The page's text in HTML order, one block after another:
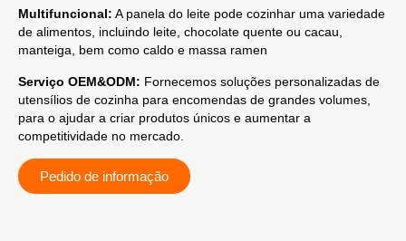
Multifuncional: A panela do leite pode cozinhar uma variedade
de alimentos, incluindo leite, chocolate quente ou cacau,
manteiga, bem como caldo e massa ramen
Serviço OEM&ODM: Fornecemos soluções personalizadas de
utensílios de cozinha para encomendas de grandes volumes,
para o ajudar a criar produtos únicos e aumentar a
competitividade no mercado.
Pedido de informação